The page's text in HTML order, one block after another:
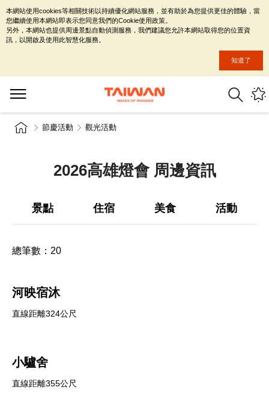
節慶活動 觀光活動
2026高雄燈會 周邊資訊
景點 住宿 美食 活動
總筆數： 20
河映宿沐
直線距離324公尺
小驢舍
直線距離355公尺
本網站使用cookies等相關技術以持續優化網站服務，並有助於為您提供更佳的體驗，當
您繼續使用本網站即表示您同意我們的Cookie使用政策。
另外，本網站也提供周邊景點自動偵測服務，我們建議您允許本網站取得您的位置資
訊，以開啟及使用此智慧化服務。
知道了